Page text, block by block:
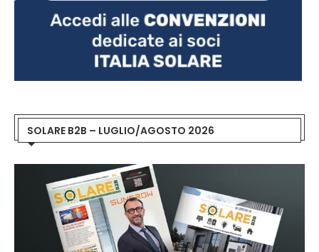
SOLARE B2B – LUGLIO/AGOSTO 2026